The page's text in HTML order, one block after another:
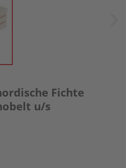
Fichte
u/s